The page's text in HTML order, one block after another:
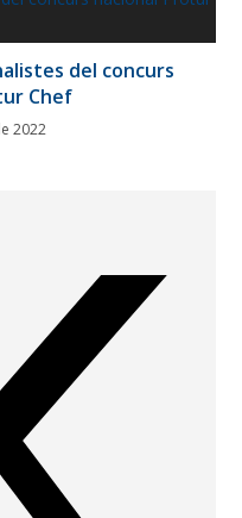
del concurs
Chef
2022